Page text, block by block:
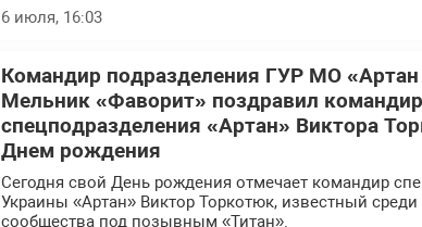
6 июля, 16:03
Командир подразделения ГУР МО
Мельник «Фаворит» поздравил
спецподразделения «Артан» Виктора
Днем рождения
Сегодня свой День рождения отмечает командир
Украины «Артан» Виктор Торкотюк, известный
сообщества под позывным «Титан».